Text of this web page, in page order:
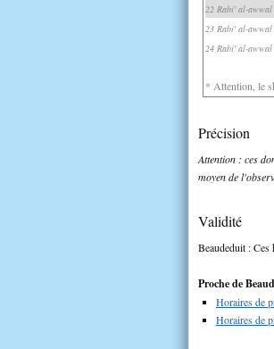
22 Rabi' al-awwal
23 Rabi' al-awwal
24 Rabi' al-awwal
* Attention, le
Précision
Attention : ces
moyen de
Validité
Beaudeduit :
Proche de
Horaires de
Horaires de